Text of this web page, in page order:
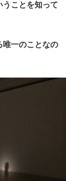
うことを知って
唯一のことなの